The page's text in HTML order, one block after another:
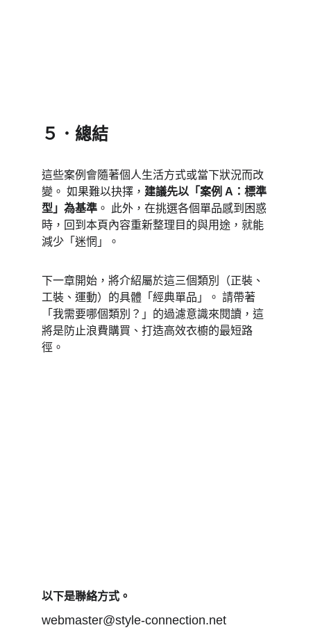
５．總結
這些案例會隨著個人生活方式或當下狀況而改
變。 如果難以抉擇， 建議先以「案例 A：標準
型」為基準 。 此外，在挑選各個單品感到困惑
時，回到本頁內容重新整理目的與用途，就能
減少「迷惘」。
下一章開始，將介紹屬於這三個類別（正裝、
工裝、運動）的具體「經典單品」。 請帶著
「我需要哪個類別？」的過濾意識來閱讀，這
將是防止浪費購買、打造高效衣櫥的最短路
徑。
webmaster@style-connection.net
以下是聯絡方式。